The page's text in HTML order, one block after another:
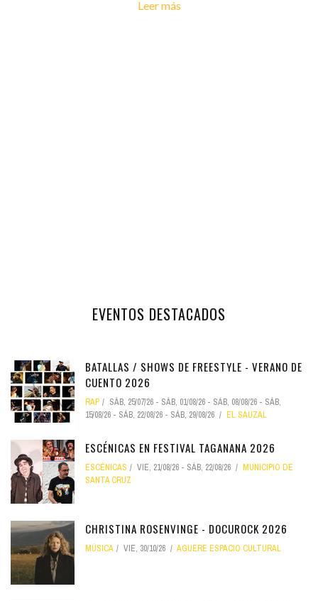
Leer más
EVENTOS DESTACADOS
BATALLAS / SHOWS DE FREESTYLE - VERANO DE
CUENTO 2026
RAP SÁB, 25/07/26 - SÁB, 01/08/26 - SÁB, 08/08/26 - SÁB,
15/08/26 - SÁB, 22/08/26 - SÁB, 29/08/26 EL SAUZAL
ESCÉNICAS EN FESTIVAL TAGANANA 2026
ESCÉNICAS VIE, 21/08/26 - SÁB, 22/08/26
MUNICIPIO DE
SANTA CRUZ
CHRISTINA ROSENVINGE - DOCUROCK 2026
MÚSICA VIE, 30/10/26 AGUERE ESPACIO CULTURAL